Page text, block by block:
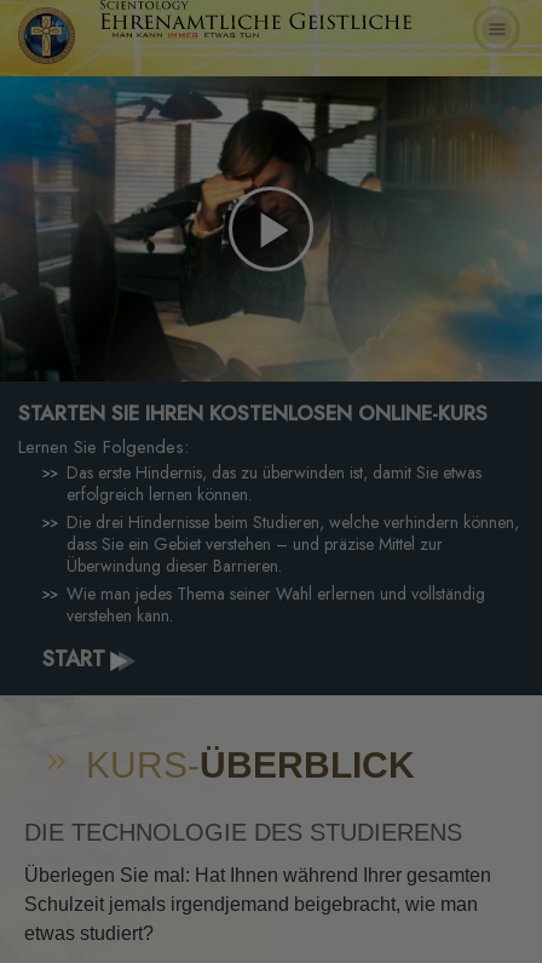
Play
Video
STARTEN SIE IHREN KOSTENLOSEN ONLINE-KURS
Lernen Sie Folgendes:
Das erste Hindernis, das zu überwinden ist, damit Sie etwas
erfolgreich lernen können.
Die drei Hindernisse beim Studieren, welche verhindern können,
dass Sie ein Gebiet verstehen – und präzise Mittel zur
Überwindung dieser Barrieren.
Wie man jedes Thema seiner Wahl erlernen und vollständig
verstehen kann.
START
KURS-ÜBERBLICK
DIE TECHNOLOGIE DES STUDIERENS
Überlegen Sie mal: Hat Ihnen während Ihrer gesamten
Schulzeit jemals irgendjemand beigebracht, wie man
etwas studiert?